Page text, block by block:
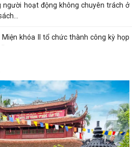
người hoạt động không chuyên trách ở
khóa II tổ chức thành công kỳ họp
chi, mức chi kinh phí bảo đảm cho công
gian tiếp công dân của đồng chí Bí thư
đồng dịch vụ với cá nhân thực hiện